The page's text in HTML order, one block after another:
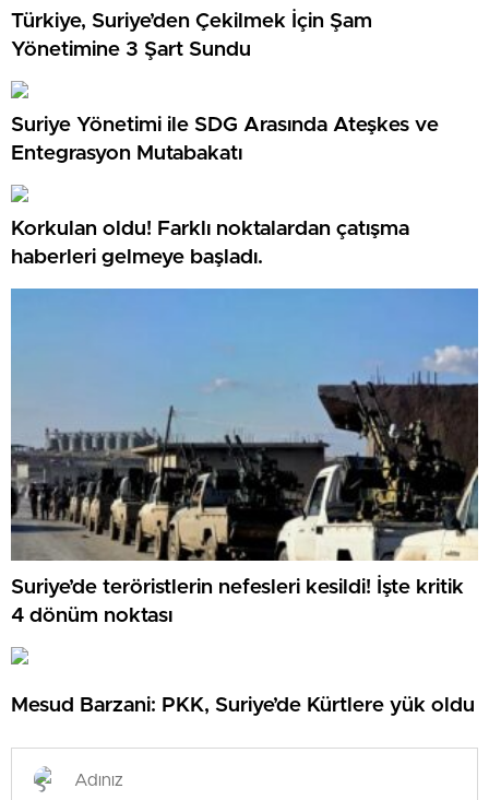
Türkiye, Suriye’den Çekilmek İçin Şam
Yönetimine 3 Şart Sundu
Suriye Yönetimi ile SDG Arasında Ateşkes ve
Entegrasyon Mutabakatı
Korkulan oldu! Farklı noktalardan çatışma
haberleri gelmeye başladı.
Suriye’de teröristlerin nefesleri kesildi! İşte kritik
4 dönüm noktası
Mesud Barzani: PKK, Suriye’de Kürtlere yük oldu